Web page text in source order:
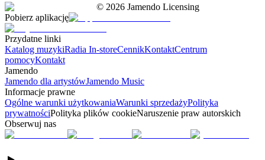
© 2026 Jamendo Licensing
Pobierz aplikację
Przydatne linki
Katalog muzykiRadia In-storeCennikKontaktCentrum
pomocyKontakt
Jamendo
Jamendo dla artystówJamendo Music
Informacje prawne
Ogólne warunki użytkowaniaWarunki sprzedażyPolityka
prywatnościPolityka plików cookieNaruszenie praw autorskich
Obserwuj nas